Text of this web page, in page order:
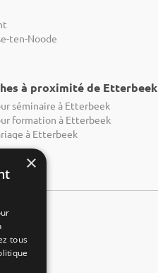
ten-Noode
à proximité de Etterbeek
séminaire à Etterbeek
formation à Etterbeek
à Etterbeek
×
tous